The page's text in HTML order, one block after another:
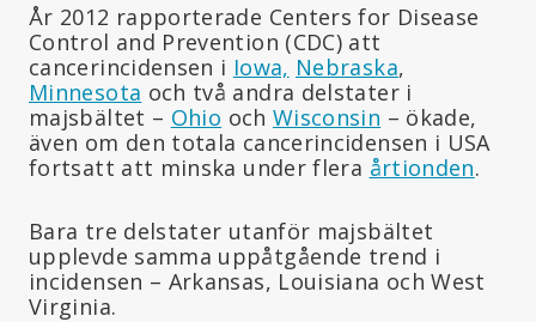
År 2012 rapporterade Centers for Disease
Control and Prevention (CDC) att
cancerincidensen i Iowa, Nebraska,
Minnesota och två andra delstater i
majsbältet – Ohio och Wisconsin – ökade,
även om den totala cancerincidensen i USA
fortsatt att minska under flera årtionden.
Bara tre delstater utanför majsbältet
upplevde samma uppåtgående trend i
incidensen – Arkansas, Louisiana och West
Virginia.